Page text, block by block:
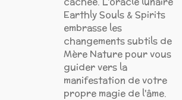
Earthly Souls & Spirits
embrasse les
changements subtils de
Mère Nature pour vous
guider vers la
manifestation de votre
propre magie de l'âme.